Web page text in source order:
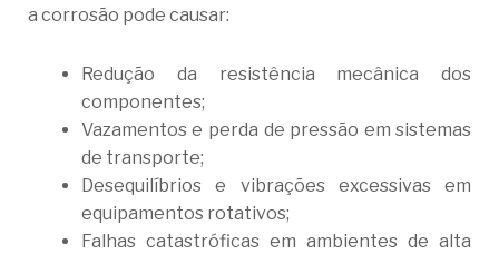
a corrosão pode causar:
Redução da resistência mecânica dos
componentes;
Vazamentos e perda de pressão em sistemas
de transporte;
Desequilíbrios e vibrações excessivas em
equipamentos rotativos;
Falhas catastróficas em ambientes de alta